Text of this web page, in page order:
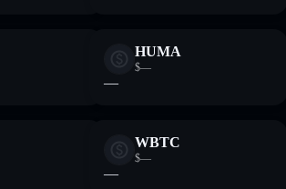
HUMA
$—
—
WBTC
$—
—